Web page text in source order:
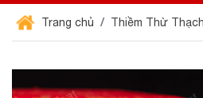
Trang chủ Thiềm Thừ